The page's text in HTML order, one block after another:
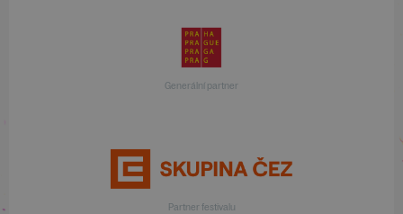
Generální partner
Partner festivalu